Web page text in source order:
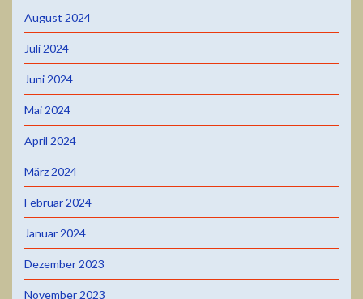
August 2024
Juli 2024
Juni 2024
Mai 2024
April 2024
März 2024
Februar 2024
Januar 2024
Dezember 2023
November 2023